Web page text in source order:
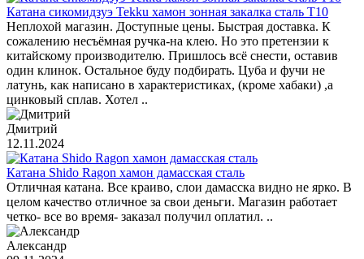
Катана сикомидзуэ Tekku хамон зонная закалка сталь T10
Неплохой магазин. Доступные цены. Быстрая доставка. К
сожалению несъёмная ручка-на клею. Но это претензии к
китайскому производителю. Пришлось всё снести, оставив
один клинок. Остальное буду подбирать. Цуба и фучи не
латунь, как написано в характеристиках, (кроме хабаки) ,а
цинковый сплав. Хотел ..
Дмитрий
12.11.2024
Катана Shido Ragon хамон дамасская сталь
Отличная катана. Все краиво, слои дамасска видно не ярко. В
целом качество отличное за свои деньги. Магазин работает
четко- все во время- заказал получил оплатил. ..
Александр